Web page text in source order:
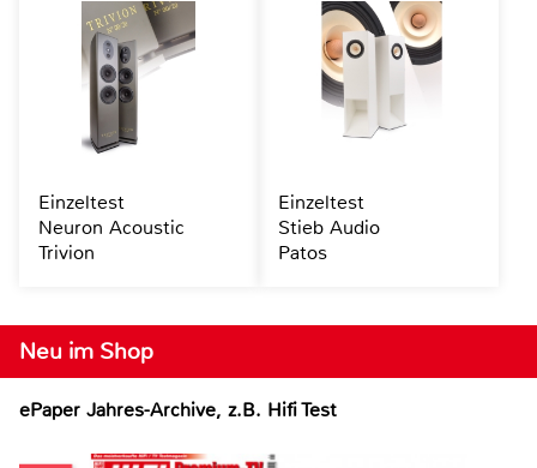
Neu im Shop
ePaper Jahres-Archive, z.B. Hifi Test
Einzeltest
Neuron Acoustic
Trivion
Einzeltest
Stieb Audio
Patos